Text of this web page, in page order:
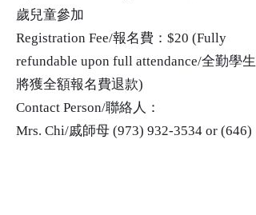
歲兒童參加
Registration Fee/報名費：$20 (Fully
refundable upon full attendance/全勤學生
將獲全額報名費退款)
Contact Person/聯絡人：
Mrs. Chi/戚師母 (973) 932-3534 or (646)